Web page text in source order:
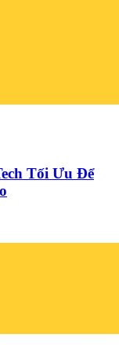
Tối Ưu Để